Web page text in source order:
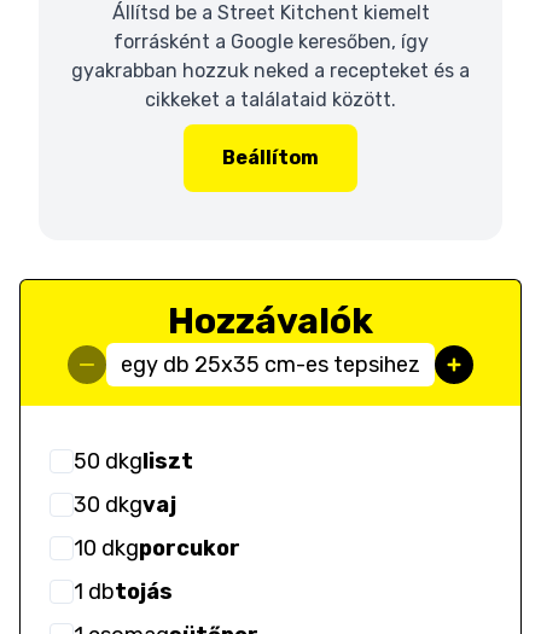
Állítsd be a Street Kitchent kiemelt
forrásként a Google keresőben, így
gyakrabban hozzuk neked a recepteket és a
cikkeket a találataid között.
Beállítom
Hozzávalók
egy db 25x35 cm-es tepsihez
50 dkgliszt
30 dkgvaj
10 dkgporcukor
1 dbtojás